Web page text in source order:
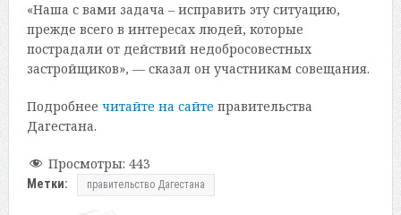
«Наша с вами задача – исправить эту ситуацию,
прежде всего в интересах людей, которые
пострадали от действий недобросовестных
застройщиков», — сказал он участникам совещания.
Подробнее читайте на сайте правительства
Дагестана.
Просмотры: 443
Метки: правительство Дагестана